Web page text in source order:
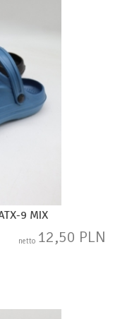
9 MIX
netto 12,50 PLN